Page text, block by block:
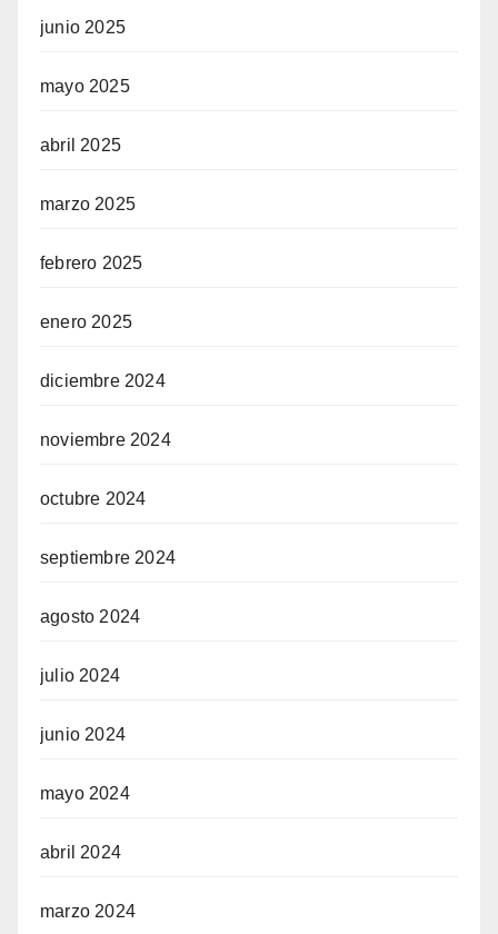
junio 2025
mayo 2025
abril 2025
marzo 2025
febrero 2025
enero 2025
diciembre 2024
noviembre 2024
octubre 2024
septiembre 2024
agosto 2024
julio 2024
junio 2024
mayo 2024
abril 2024
marzo 2024